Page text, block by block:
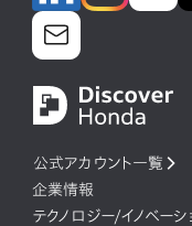
公式アカウント一覧
企業情報
テクノロジー/イノベーシ